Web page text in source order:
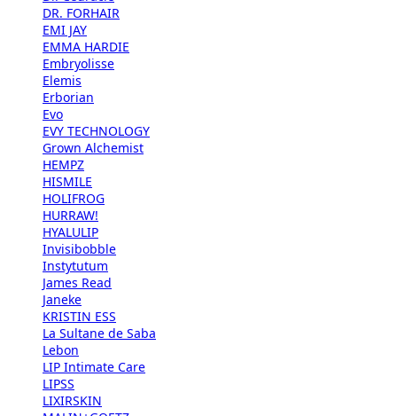
DR. FORHAIR
EMI JAY
EMMA HARDIE
Embryolisse
Elemis
Erborian
Evo
EVY TECHNOLOGY
Grown Alchemist
HEMPZ
HISMILE
HOLIFROG
HURRAW!
HYALULIP
Invisibobble
Instytutum
James Read
Janeke
KRISTIN ESS
La Sultane de Saba
Lebon
LIP Intimate Care
LIPSS
LIXIRSKIN